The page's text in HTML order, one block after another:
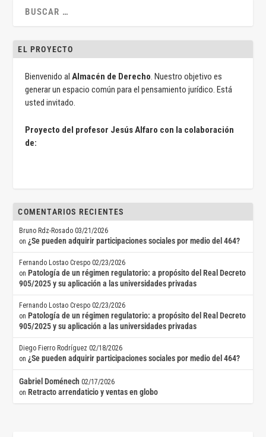
EL PROYECTO
Bienvenido alAlmacén de Derecho. Nuestro objetivo es
generar un espacio común para el pensamiento jurídico. Está
usted invitado.
Proyecto del profesor Jesús Alfaro con la colaboración
de:
COMENTARIOS RECIENTES
Bruno Rdz-Rosado 03/21/2026
on¿Se pueden adquirir participaciones sociales por medio del 464?
Fernando Lostao Crespo 02/23/2026
on Patología de un régimen regulatorio: a propósito del Real Decreto
905/2025 y su aplicación a las universidades privadas
Fernando Lostao Crespo 02/23/2026
on Patología de un régimen regulatorio: a propósito del Real Decreto
905/2025 y su aplicación a las universidades privadas
Diego Fierro Rodríguez 02/18/2026
on¿Se pueden adquirir participaciones sociales por medio del 464?
Gabriel Doménech 02/17/2026
on Retracto arrendaticio y ventas en globo